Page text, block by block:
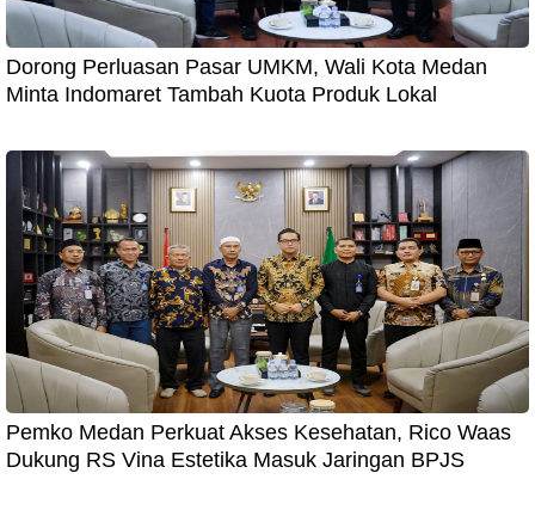
Dorong Perluasan Pasar UMKM, Wali Kota Medan
Minta Indomaret Tambah Kuota Produk Lokal
Pemko Medan Perkuat Akses Kesehatan, Rico Waas
Dukung RS Vina Estetika Masuk Jaringan BPJS